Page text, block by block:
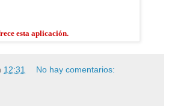
esta aplicación.
12:31 No hay comentarios: